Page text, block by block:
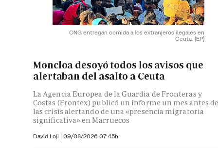
ONG entregan comida a los extranjeros ilegales en
Ceuta. (EP)
Moncloa desoyó todos los avisos que
alertaban del asalto a Ceuta
La Agencia Europea de la Guardia de Fronteras y
Costas (Frontex) publicó un informe un mes antes
las crisis alertando de una «presencia migratoria
significativa» en Marruecos
David Loji | 09/08/2026 07:45h.